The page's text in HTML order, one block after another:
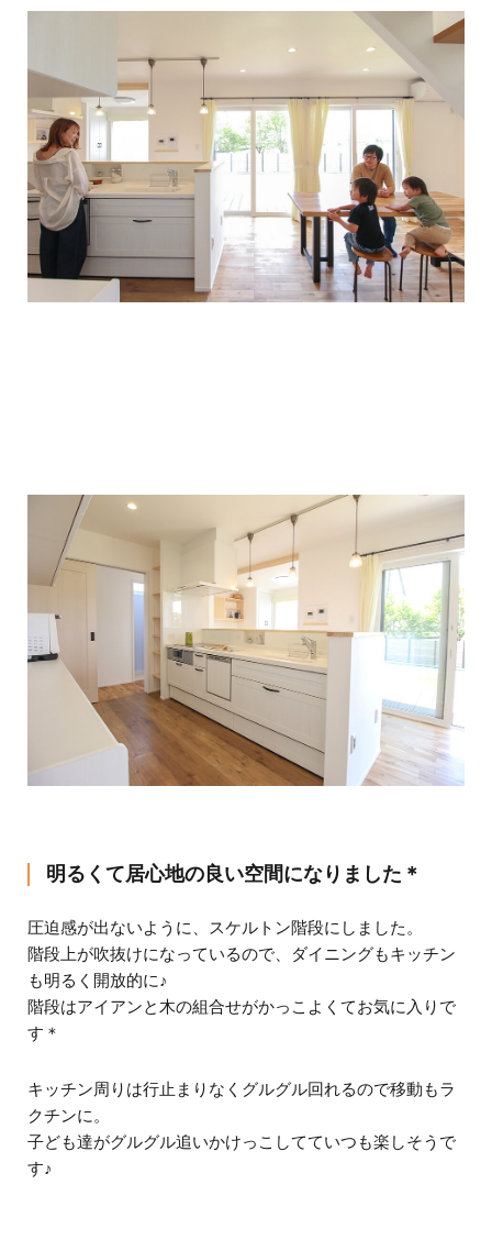
明るくて居心地の良い空間になりました＊
圧迫感が出ないように、スケルトン階段にしました。
階段上が吹抜けになっているので、ダイニングもキッチン
も明るく開放的に♪
階段はアイアンと木の組合せがかっこよくてお気に入りで
す＊
キッチン周りは行止まりなくグルグル回れるので移動もラ
クチンに。
子ども達がグルグル追いかけっこしてていつも楽しそうで
す♪